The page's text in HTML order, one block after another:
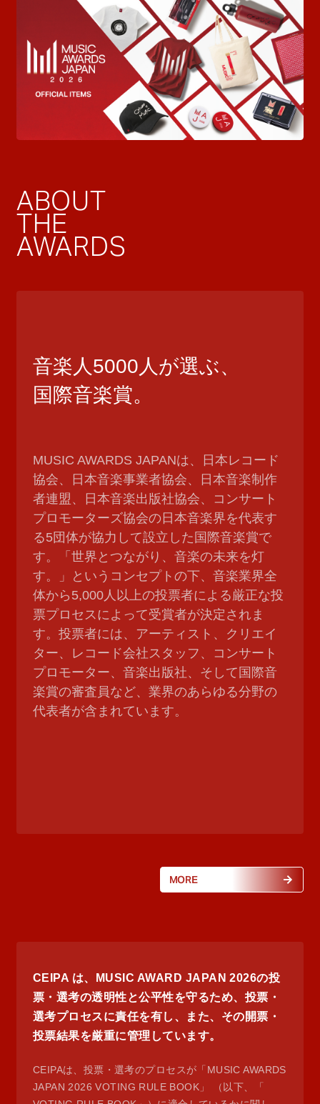
ABOUT
THE
AWARDS
音楽人5000人が選ぶ、
国際音楽賞。
MUSIC AWARDS JAPANは、日本レコード
協会、日本音楽事業者協会、日本音楽制作
者連盟、日本音楽出版社協会、コンサート
プロモーターズ協会の日本音楽界を代表す
る5団体が協力して設立した国際音楽賞で
す。「世界とつながり、音楽の未来を灯
す。」というコンセプトの下、音楽業界全
体から5,000人以上の投票者による厳正な投
票プロセスによって受賞者が決定されま
す。投票者には、アーティスト、クリエイ
ター、レコード会社スタッフ、コンサート
プロモーター、音楽出版社、そして国際音
楽賞の審査員など、業界のあらゆる分野の
代表者が含まれています。
MORE
CEIPA は、MUSIC AWARD JAPAN 2026の投
票・選考の透明性と公平性を守るため、投票・
選考プロセスに責任を有し、また、その開票・
投票結果を厳重に管理しています。
CEIPAは、投票・選考のプロセスが「MUSIC AWARDS
JAPAN 2026 VOTING RULE BOOK」 （以下、「